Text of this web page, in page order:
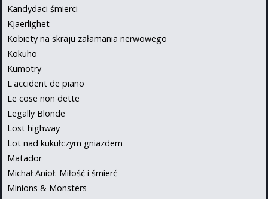
Kandydaci śmierci
Kjaerlighet
Kobiety na skraju załamania nerwowego
Kokuhō
Kumotry
L'accident de piano
Le cose non dette
Legally Blonde
Lost highway
Lot nad kukułczym gniazdem
Matador
Michał Anioł. Miłość i śmierć
Minions & Monsters